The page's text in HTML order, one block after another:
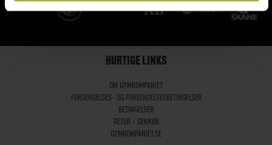
HURTIGE LINKS
OM GYMKOMPANIET
FORSENDELSES- OG FORSENDELSESBETINGELSER
BETINGELSER
RETUR / GENKØB
GYMKOMPANIET.SE